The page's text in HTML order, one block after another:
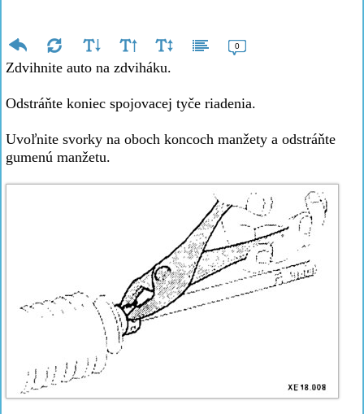
0
Zdvihnite auto na zdviháku.
Odstráňte koniec spojovacej tyče riadenia.
Uvoľnite svorky na oboch koncoch manžety a odstráňte
gumenú manžetu.